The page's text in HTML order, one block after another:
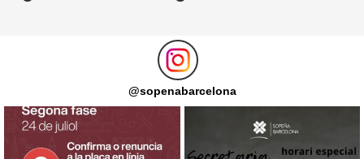
@sopenabarcelona